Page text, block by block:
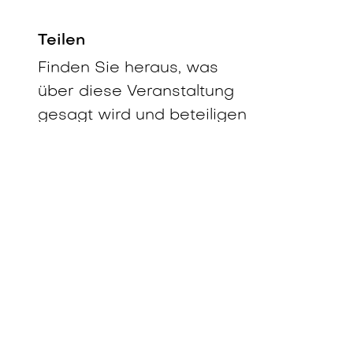
Teilen
Finden Sie heraus, was
über diese Veranstaltung
gesagt wird und beteiligen